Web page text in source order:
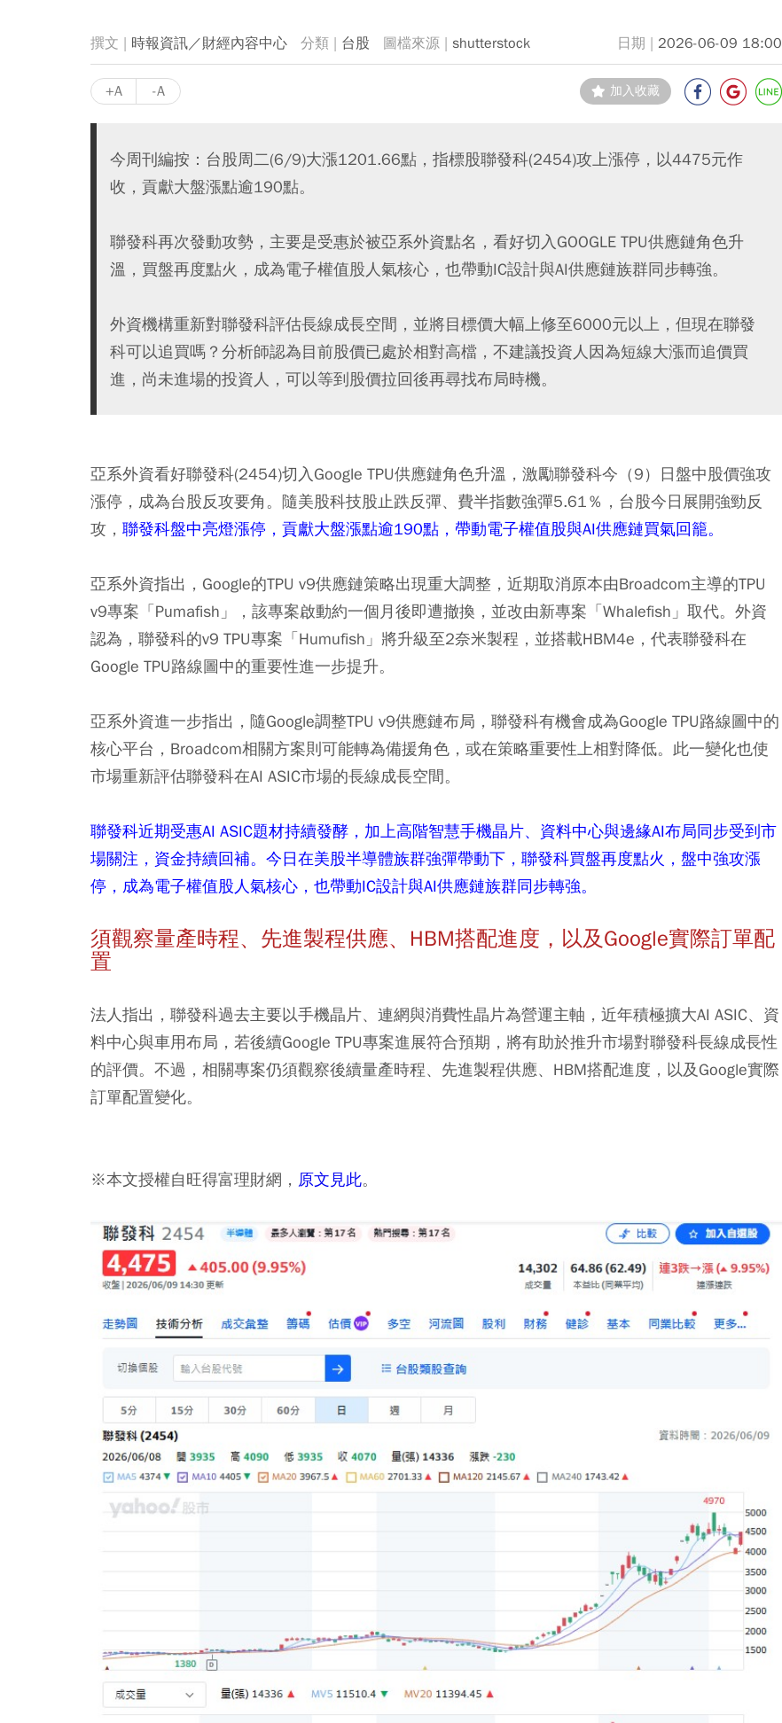
時報資訊／財經內容中心 台股 shutterstock 2026-06-09 18:00
+A -A 加入收藏
今周刊編按：台股周二(6/9)大漲1201.66點，指標股聯發科(2454)攻上漲停，以4475元作
收，貢獻大盤漲點逾190點。
聯發科再次發動攻勢，主要是受惠於被亞系外資點名，看好切入GOOGLE TPU供應鏈角色升
溫，買盤再度點火，成為電子權值股人氣核心，也帶動IC設計與AI供應鏈族群同步轉強。
外資機構重新對聯發科評估長線成長空間，並將目標價大幅上修至6000元以上，但現在聯發
科可以追買嗎？分析師認為目前股價已處於相對高檔，不建議投資人因為短線大漲而追價買
進，尚未進場的投資人，可以等到股價拉回後再尋找布局時機。
亞系外資看好聯發科(2454)切入Google TPU供應鏈角色升溫，激勵聯發科今（9）日盤中股價強攻
漲停，成為台股反攻要角。隨美股科技股止跌反彈、費半指數強彈5.61％，台股今日展開強勁反
攻， 聯發科盤中亮燈漲停，貢獻大盤漲點逾190點，帶動電子權值股與AI供應鏈買氣回籠。
亞系外資指出，Google的TPU v9供應鏈策略出現重大調整，近期取消原本由Broadcom主導的TPU
v9專案「Pumafish」，該專案啟動約一個月後即遭撤換，並改由新專案「Whalefish」取代。外資
認為，聯發科的v9 TPU專案「Humufish」將升級至2奈米製程，並搭載HBM4e，代表聯發科在
Google TPU路線圖中的重要性進一步提升。
亞系外資進一步指出，隨Google調整TPU v9供應鏈布局，聯發科有機會成為Google TPU路線圖中的
核心平台，Broadcom相關方案則可能轉為備援角色，或在策略重要性上相對降低。此一變化也使
市場重新評估聯發科在AI ASIC市場的長線成長空間。
聯發科近期受惠AI ASIC題材持續發酵，加上高階智慧手機晶片、資料中心與邊緣AI布局同步受到市
場關注，資金持續回補。今日在美股半導體族群強彈帶動下，聯發科買盤再度點火，盤中強攻漲
停，成為電子權值股人氣核心，也帶動IC設計與AI供應鏈族群同步轉強。
須觀察量產時程、先進製程供應、HBM搭配進度，以及Google實際訂單配
置
法人指出，聯發科過去主要以手機晶片、連網與消費性晶片為營運主軸，近年積極擴大AI ASIC、資
料中心與車用布局，若後續Google TPU專案進展符合預期，將有助於推升市場對聯發科長線成長性
的評價。不過，相關專案仍須觀察後續量產時程、先進製程供應、HBM搭配進度，以及Google實際
訂單配置變化。
※本文授權自旺得富理財網， 原文見此。